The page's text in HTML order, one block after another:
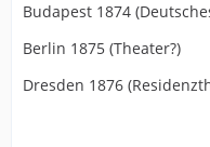
Budapest 1874
Berlin 1875 (Theater?)
Dresden 1876